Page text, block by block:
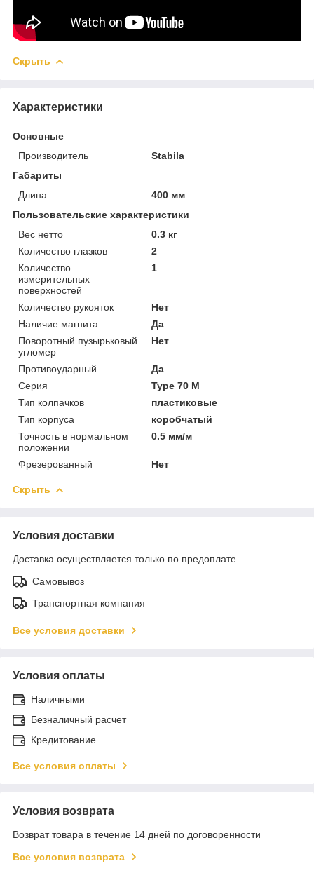
Скрыть
Характеристики
Основные
Производитель
Stabila
Габариты
Длина
400 мм
Пользовательские характеристики
Вес нетто
0.3 кг
Количество глазков
2
Количество
измерительных
поверхностей
1
Количество рукояток
Нет
Наличие магнита
Да
Поворотный пузырьковый
угломер
Нет
Противоударный
Да
Серия
Type 70 M
Тип колпачков
пластиковые
Тип корпуса
коробчатый
Точность в нормальном
положении
0.5 мм/м
Фрезерованный Нет
Скрыть
Условия доставки
Доставка осуществляется только по предоплате.
Самовывоз
Транспортная компания
Все условия доставки
Условия оплаты
Наличными
Безналичный расчет
Кредитование
Все условия оплаты
Условия возврата
Возврат товара в течение 14 дней по договоренности
Все условия возврата